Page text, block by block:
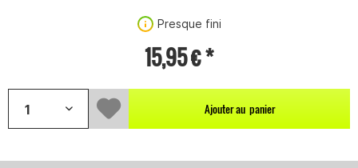
Presque fini
15,95 € *
Ajouter au panier